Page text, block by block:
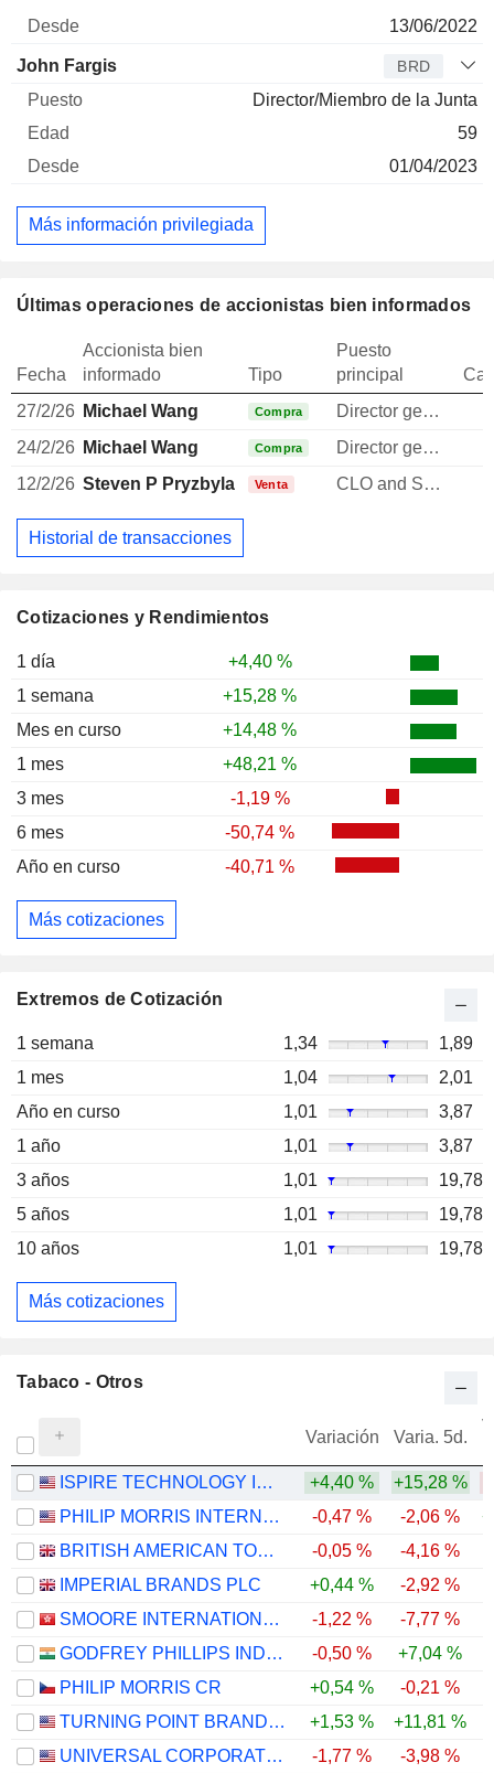
Cotizaciones y Rendimientos
1 día
+4,40 %
1 semana
+15,28 %
Mes en curso
+14,48 %
1 mes
+48,21 %
3 mes
-1,19 %
6 mes
-50,74 %
Año en curso
-40,71 %
Más cotizaciones
Extremos de Cotización
1 semana 1,34
1,89
1 mes
1,04
2,01
Año en curso
1,01
3,87
1 año
1,01
3,87
3 años
1,01
19,78
5 años
1,01
19,78
10 años
1,01 19,78
Más cotizaciones
13/06/2022
John Fargis BRD
Director/Miembro de la Junta
59
01/04/2023
Más información privilegiada
Últimas operaciones de accionistas bien informados
Fecha
Accionista bien
informado
Tipo
Puesto
principal
27/2/26 Michael Wang Compra Director general
24/2/26 Michael Wang Compra Director general
12/2/26 Steven P Pryzbyla Venta CLO and Secretary
Historial de transacciones
Tabaco - Otros
Variación Varia. 5d.
ISPIRE TECHNOLOGY INC. +4,40 % +15,28 %
PHILIP MORRIS INTERNATIONAL, INC.
-0,47 % -2,06 %
BRITISH AMERICAN TOBACCO P.L.C.
-0,05 % -4,16 %
IMPERIAL BRANDS PLC
+0,44 % -2,92 %
SMOORE INTERNATIONAL HOLDINGS LIMITED
-1,22 % -7,77 %
GODFREY PHILLIPS INDIA LIMITED
-0,50 % +7,04 %
PHILIP MORRIS CR
+0,54 % -0,21 %
TURNING POINT BRANDS, INC.
+1,53 % +11,81 %
UNIVERSAL CORPORATION
-1,77 % -3,98 %